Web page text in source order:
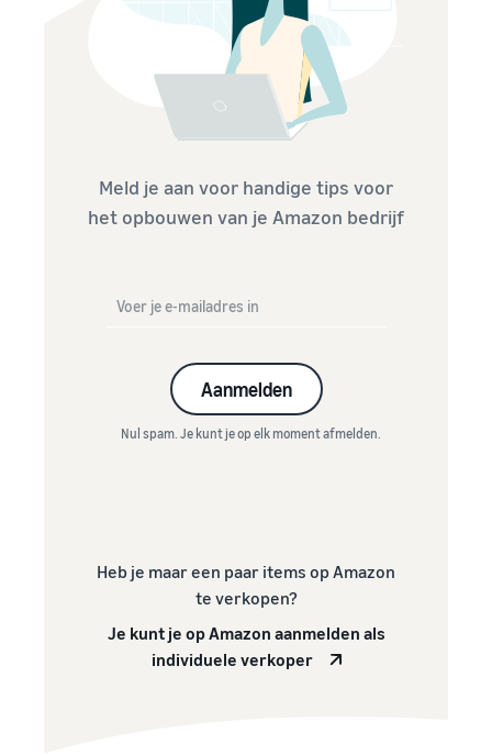
Meld je aan voor handige tips voor
het opbouwen van je Amazon bedrijf
Aanmelden
Nul spam. Je kunt je op elk moment afmelden.
Heb je maar een paar items op Amazon
te verkopen?
Je kunt je op Amazon aanmelden als
individuele verkoper